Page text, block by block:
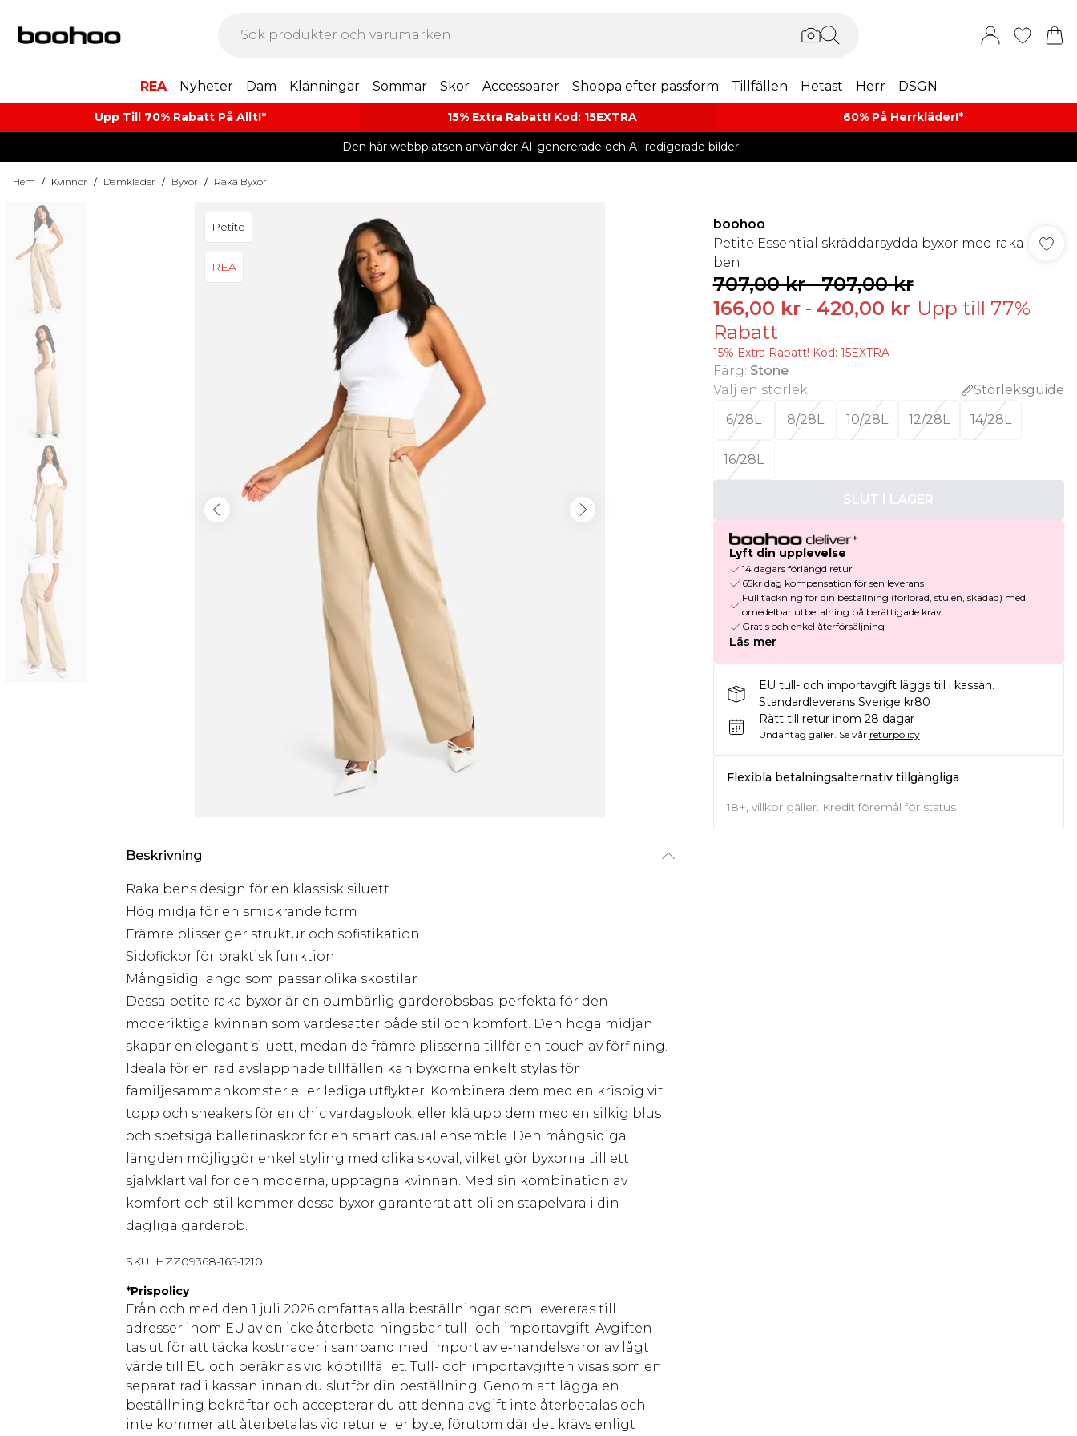
REA Nyheter Dam Klänningar Sommar Skor Accessoarer Shoppa efter passform Tillfällen Hetast Herr DSGN
Upp Till 70% Rabatt På Allt!* 15% Extra Rabatt! Kod: 15EXTRA 60% På Herrkläder!*​
Den här webbplatsen använder AI-genererade och AI-redigerade bilder.
Hem / Kvinnor / Damkläder / Byxor / Raka Byxor
Petite
REA
Beskrivning
Raka bens design för en klassisk siluett
Hög midja för en smickrande form
Främre plisser ger struktur och sofistikation
Sidofickor för praktisk funktion
Mångsidig längd som passar olika skostilar
Dessa petite raka byxor är en oumbärlig garderobsbas, perfekta för den
moderiktiga kvinnan som värdesätter både stil och komfort. Den höga midjan
skapar en elegant siluett, medan de främre plisserna tillför en touch av förfining.
Ideala för en rad avslappnade tillfällen kan byxorna enkelt stylas för
familjesammankomster eller lediga utflykter. Kombinera dem med en krispig vit
topp och sneakers för en chic vardagslook, eller klä upp dem med en silkig blus
och spetsiga ballerinaskor för en smart casual ensemble. Den mångsidiga
längden möjliggör enkel styling med olika skoval, vilket gör byxorna till ett
självklart val för den moderna, upptagna kvinnan. Med sin kombination av
komfort och stil kommer dessa byxor garanterat att bli en stapelvara i din
dagliga garderob.
SKU: HZZ09368-165-1210
*Prispolicy
Från och med den 1 juli 2026 omfattas alla beställningar som levereras till
adresser inom EU av en icke återbetalningsbar tull- och importavgift. Avgiften
tas ut för att täcka kostnader i samband med import av e‑handelsvaror av lågt
värde till EU och beräknas vid köptillfället. Tull- och importavgiften visas som en
separat rad i kassan innan du slutför din beställning. Genom att lägga en
beställning bekräftar och accepterar du att denna avgift inte återbetalas och
inte kommer att återbetalas vid retur eller byte, förutom där det krävs enligt
boohoo
Petite Essential skräddarsydda byxor med raka
ben
707,00 kr-707,00 kr
166,00 kr- 420,00 kr Upp till 77%
Rabatt
15% Extra Rabatt! Kod: 15EXTRA
Färg: Stone
Välj en storlek:
Storleksguide
6/28L
8/28L 10/28L 12/28L 14/28L
16/28L
SLUT I LAGER
Lyft din upplevelse
14 dagars förlängd retur
65kr dag kompensation för sen leverans
Full täckning för din beställning (förlorad, stulen, skadad) med
omedelbar utbetalning på berättigade krav
Gratis och enkel återförsäljning
Läs mer
EU tull- och importavgift läggs till i kassan.
Standardleverans Sverige kr80
Rätt till retur inom 28 dagar
Undantag gäller. Se vår returpolicy
Flexibla betalningsalternativ tillgängliga
18+, villkor gäller. Kredit föremål för status